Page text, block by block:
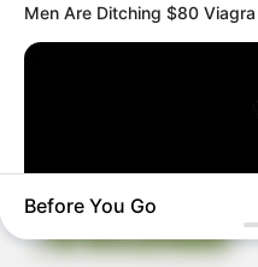
Revista Artesanato -
Treinamento e Marketing
sala 602 - União - Belo
Men Are Ditching $80 Viagra
Before You Go